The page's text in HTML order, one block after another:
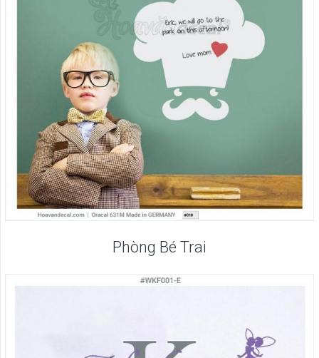
Phòng Bé Trai